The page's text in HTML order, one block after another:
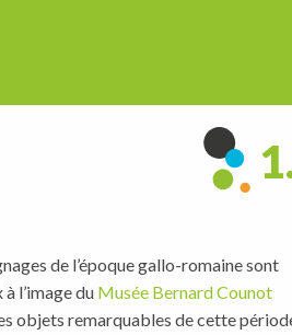
de l’époque gallo-romaine sont
l’image du Musée Bernard Counot
objets remarquables de cette